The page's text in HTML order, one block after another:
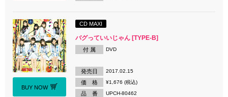
BUY NOW
CD MAXI
バグっていいじゃん [TYPE-B]
付 属 DVD
発売日 2017.02.15
価 格 ¥1,676 (税込)
品 番 UPCH-80462